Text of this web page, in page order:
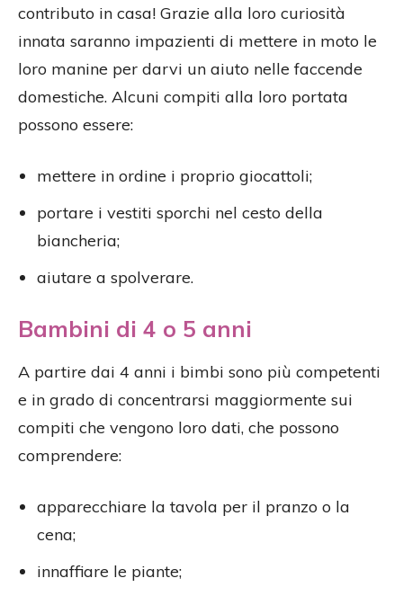
contributo in casa! Grazie alla loro curiosità
innata saranno impazienti di mettere in moto le
loro manine per darvi un aiuto nelle faccende
domestiche. Alcuni compiti alla loro portata
possono essere:
mettere in ordine i proprio giocattoli;
portare i vestiti sporchi nel cesto della
biancheria;
aiutare a spolverare.
Bambini di 4 o 5 anni
A partire dai 4 anni i bimbi sono più competenti
e in grado di concentrarsi maggiormente sui
compiti che vengono loro dati, che possono
comprendere:
apparecchiare la tavola per il pranzo o la
cena;
innaffiare le piante;